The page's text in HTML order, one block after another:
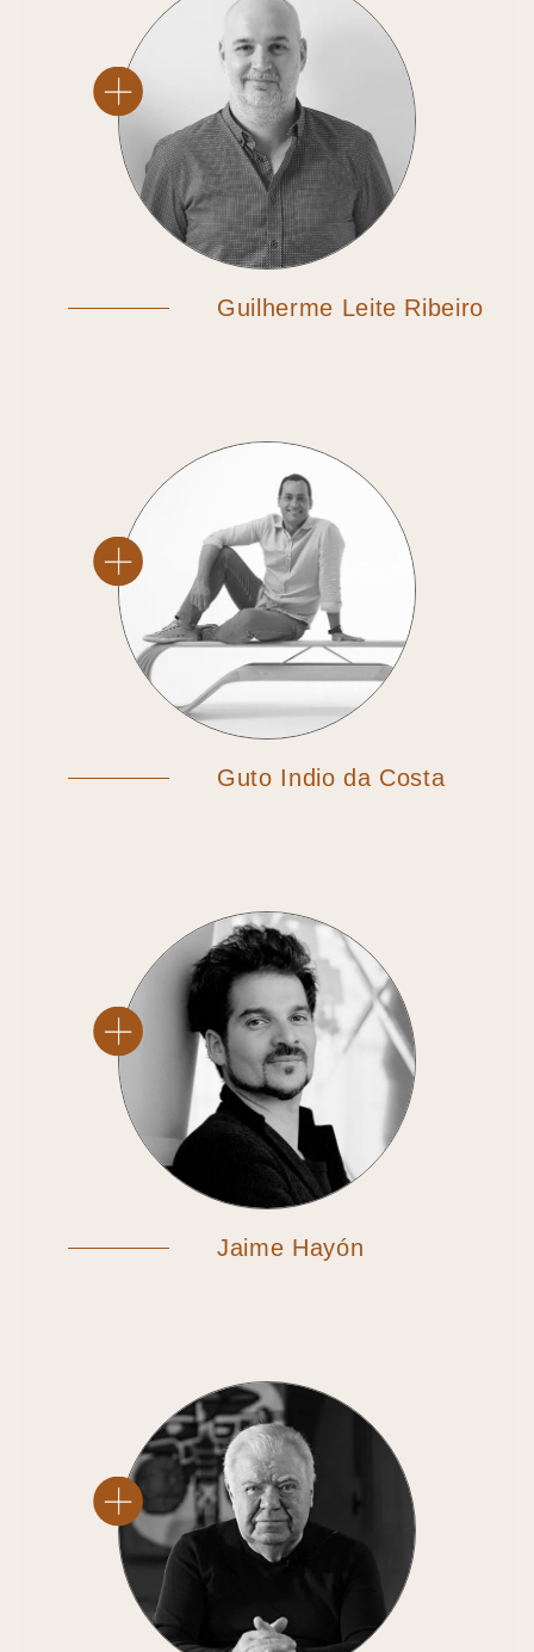
Guilherme Leite Ribeiro
Guto Indio da Costa
Jaime Hayón